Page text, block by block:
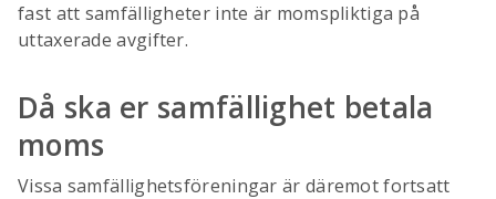
fast att samfälligheter inte är momspliktiga på
uttaxerade avgifter.
Då ska er samfällighet betala
moms
Vissa samfällighetsföreningar är däremot fortsatt